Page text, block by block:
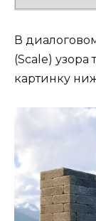
В
(Scale) узора
картинку